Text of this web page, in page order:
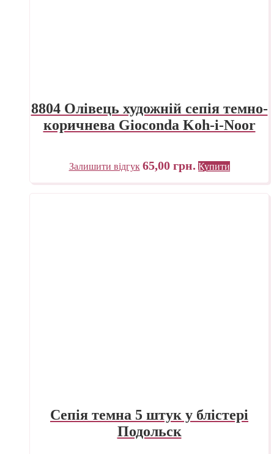
8804 Олівець художній сепія темно-
коричнева Gioconda Koh-i-Noor
Залишити відгук 65,00 грн. Купити
Сепія темна 5 штук у блістері
Подольск